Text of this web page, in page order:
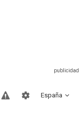
España